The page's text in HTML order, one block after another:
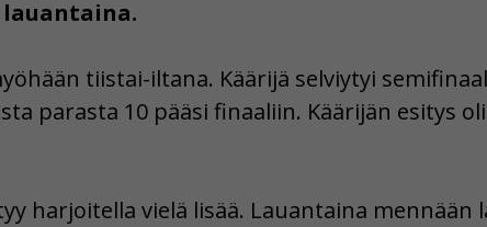
tiistai-iltana. Käärijä selviytyi
parasta 10 pääsi finaaliin. Käärijän esitys
harjoitella vielä lisää. Lauantaina mennään